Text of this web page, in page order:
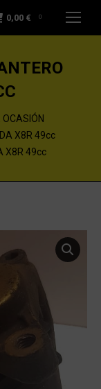
0,00 € 0
OCASIÓN
X8R 49cc
X8R 49cc